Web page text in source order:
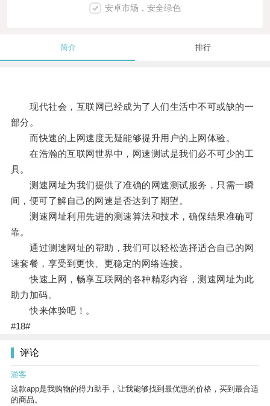
安卓市场，安全绿色
简介 排行
现代社会，互联网已经成为了人们生活中不可或缺的一
部分。
而快速的上网速度无疑能够提升用户的上网体验。
在浩瀚的互联网世界中，网速测试是我们必不可少的工
具。
测速网址为我们提供了准确的网速测试服务，只需一瞬
间，便可了解自己的网速是否达到了期望。
测速网址利用先进的测速算法和技术，确保结果准确可
靠。
通过测速网址的帮助，我们可以轻松选择适合自己的网
速套餐，享受到更快、更稳定的网络连接。
快速上网，畅享互联网的各种精彩内容，测速网址为此
助力加码。
快来体验吧！。
#18#
评论
游客
这款app是我购物的得力助手，让我能够找到最优惠的价格，买到最合适
的商品。